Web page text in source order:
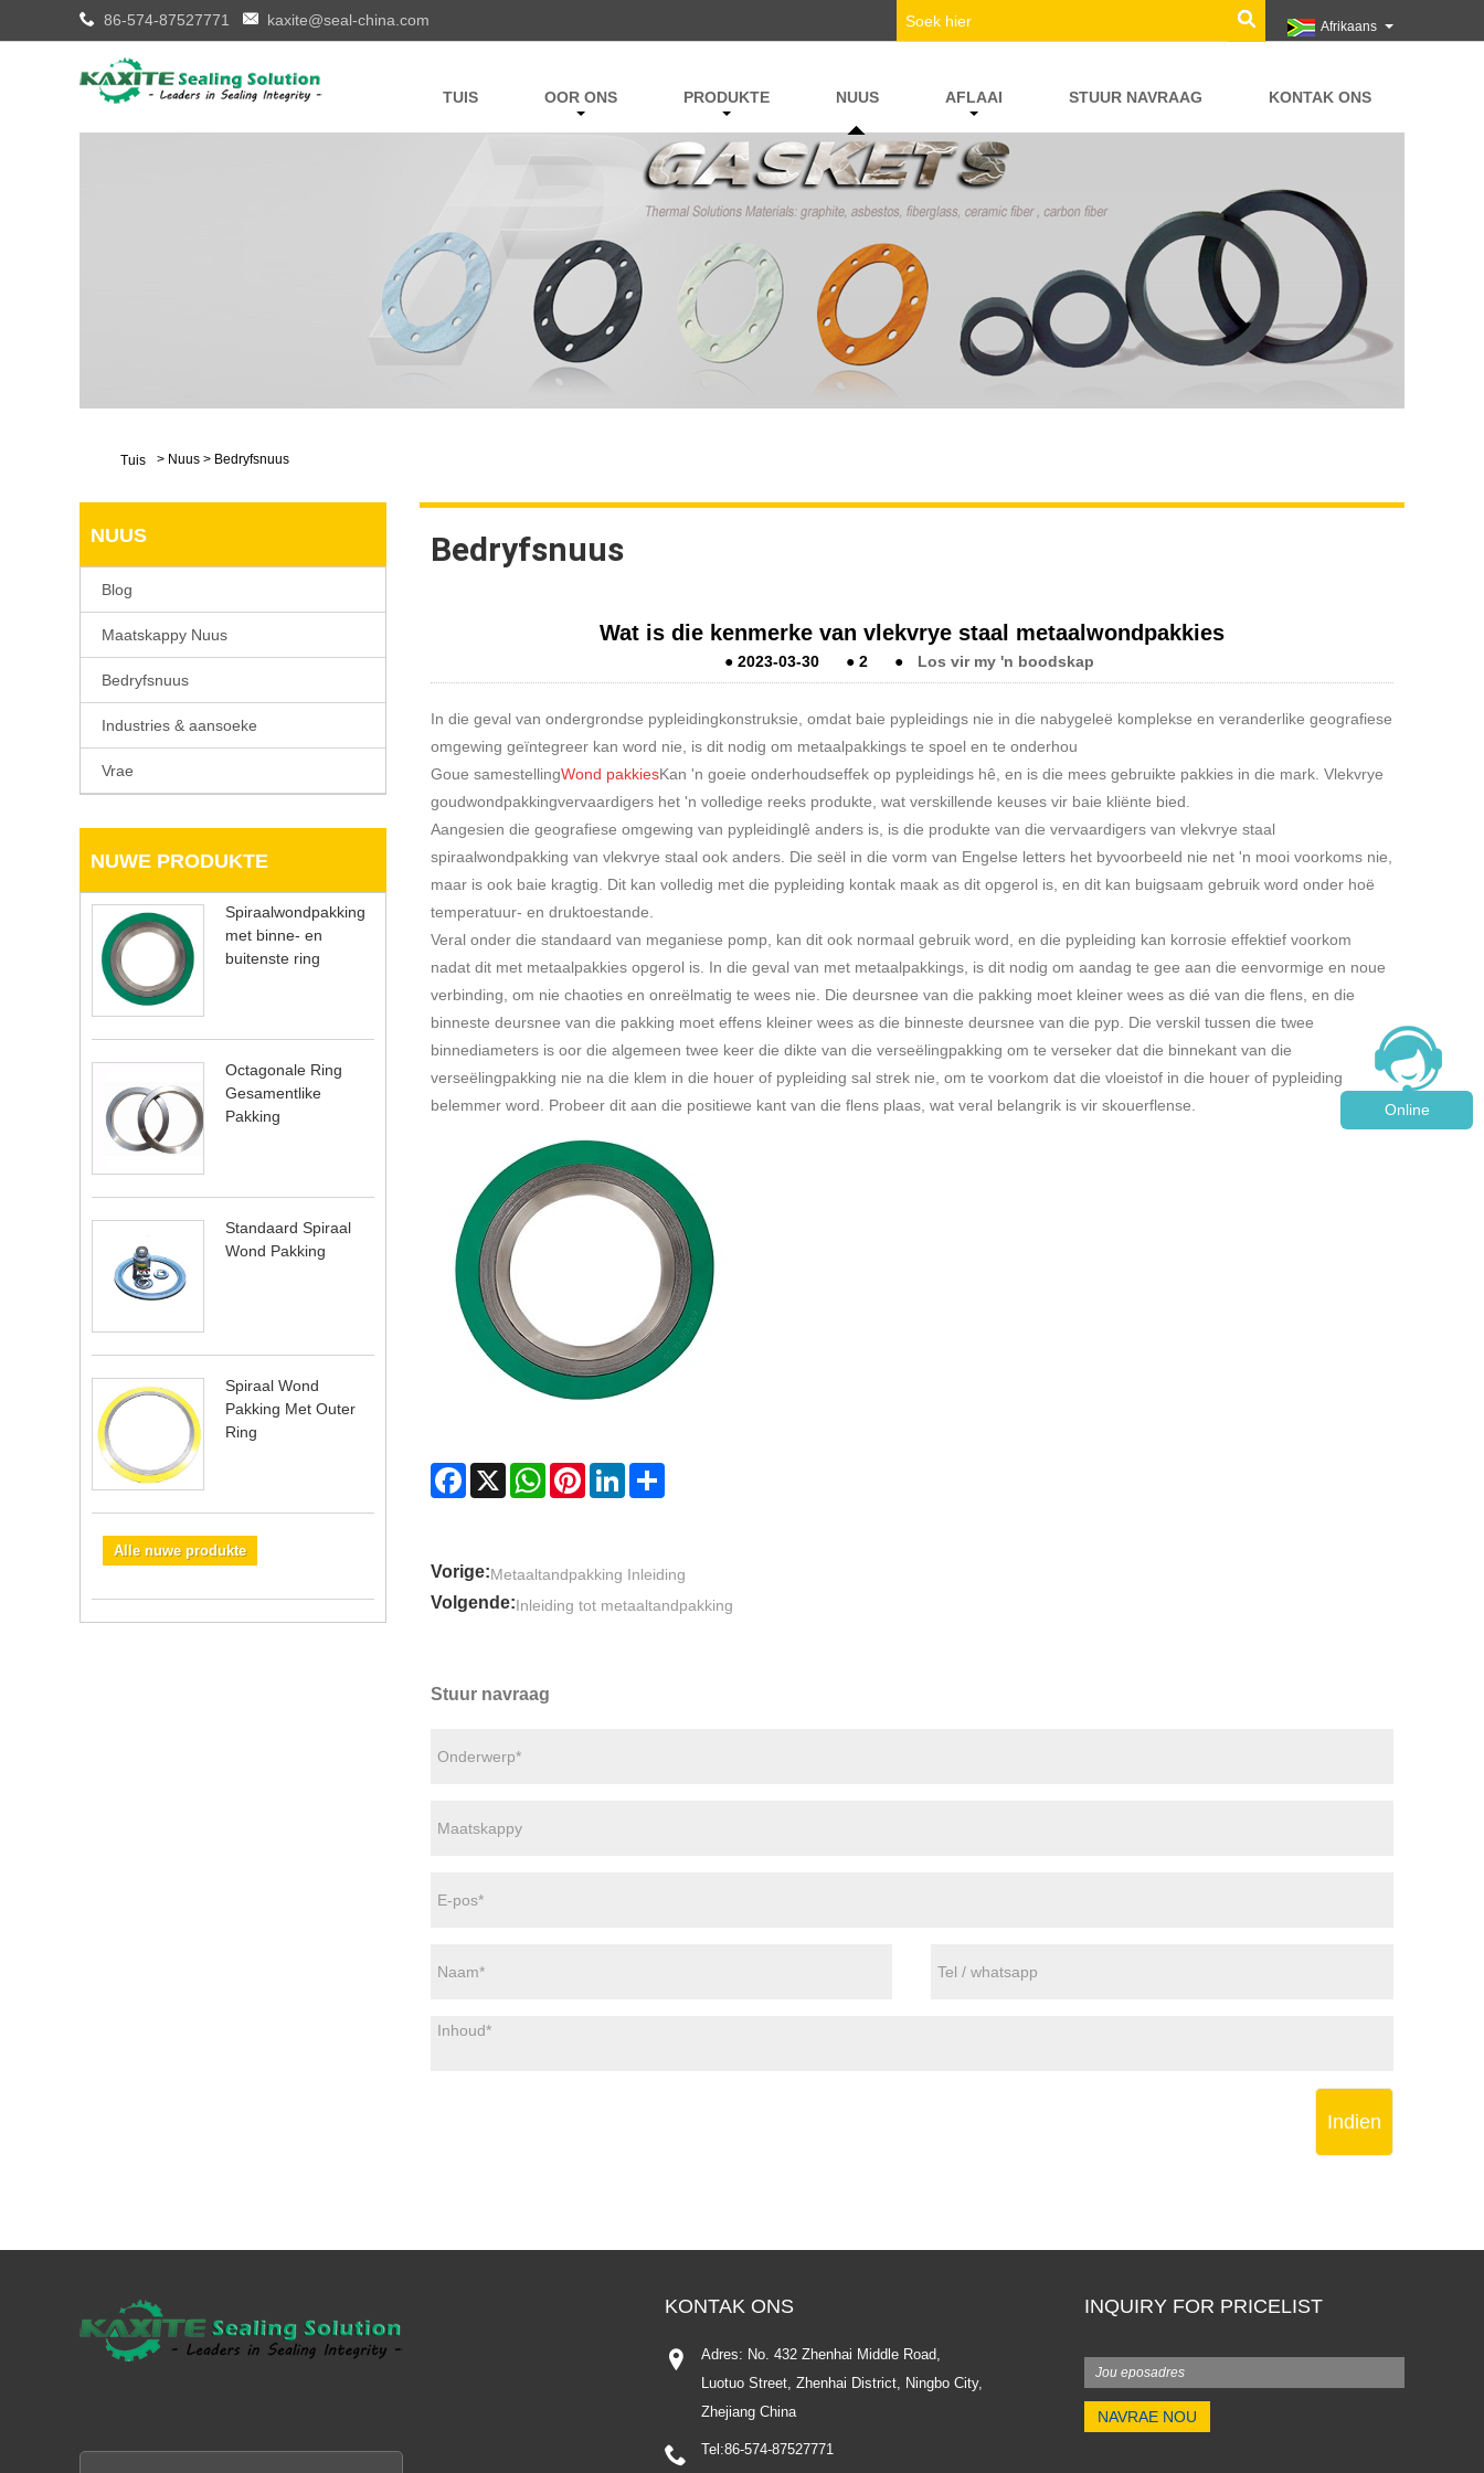
86-574-87527771 kaxite@seal-china.com Afrikaans
TUIS OOR ONS PRODUKTE NUUS AFLAAI STUUR NAVRAAG KONTAK ONS
Tuis > Nuus > Bedryfsnuus
NUUS
Blog
Maatskappy Nuus
Bedryfsnuus
Industries & aansoeke
Vrae
NUWE PRODUKTE
Spiraalwondpakking
met binne- en
buitenste ring
Octagonale Ring
Gesamentlike
Pakking
Standaard Spiraal
Wond Pakking
Spiraal Wond
Pakking Met Outer
Ring
Alle nuwe produkte
Bedryfsnuus
Wat is die kenmerke van vlekvrye staal metaalwondpakkies
●2023-03-30 ●2 ● Los vir my 'n boodskap
In die geval van ondergrondse pypleidingkonstruksie, omdat baie pypleidings nie in die nabygeleë komplekse en veranderlike geografiese
omgewing geïntegreer kan word nie, is dit nodig om metaalpakkings te spoel en te onderhou
Goue samestellingWond pakkiesKan 'n goeie onderhoudseffek op pypleidings hê, en is die mees gebruikte pakkies in die mark. Vlekvrye
goudwondpakkingvervaardigers het 'n volledige reeks produkte, wat verskillende keuses vir baie kliënte bied.
Aangesien die geografiese omgewing van pypleidinglê anders is, is die produkte van die vervaardigers van vlekvrye staal
spiraalwondpakking van vlekvrye staal ook anders. Die seël in die vorm van Engelse letters het byvoorbeeld nie net 'n mooi voorkoms nie,
maar is ook baie kragtig. Dit kan volledig met die pypleiding kontak maak as dit opgerol is, en dit kan buigsaam gebruik word onder hoë
temperatuur- en druktoestande.
Veral onder die standaard van meganiese pomp, kan dit ook normaal gebruik word, en die pypleiding kan korrosie effektief voorkom
nadat dit met metaalpakkies opgerol is. In die geval van met metaalpakkings, is dit nodig om aandag te gee aan die eenvormige en noue
verbinding, om nie chaoties en onreëlmatig te wees nie. Die deursnee van die pakking moet kleiner wees as dié van die flens, en die
binneste deursnee van die pakking moet effens kleiner wees as die binneste deursnee van die pyp. Die verskil tussen die twee
binnediameters is oor die algemeen twee keer die dikte van die verseëlingpakking om te verseker dat die binnekant van die
verseëlingpakking nie na die klem in die houer of pypleiding sal strek nie, om te voorkom dat die vloeistof in die houer of pypleiding
belemmer word. Probeer dit aan die positiewe kant van die flens plaas, wat veral belangrik is vir skouerflense.
Facebook
X WhatsAppPinterestLinkedInShare
Vorige:Metaaltandpakking Inleiding
Volgende:Inleiding tot metaaltandpakking
Stuur navraag
Indien
INQUIRY FOR PRICELIST
KONTAK ONS
Adres: No. 432 Zhenhai Middle Road,
Luotuo Street, Zhenhai District, Ningbo City,
Zhejiang China
Tel:86-574-87527771
Online